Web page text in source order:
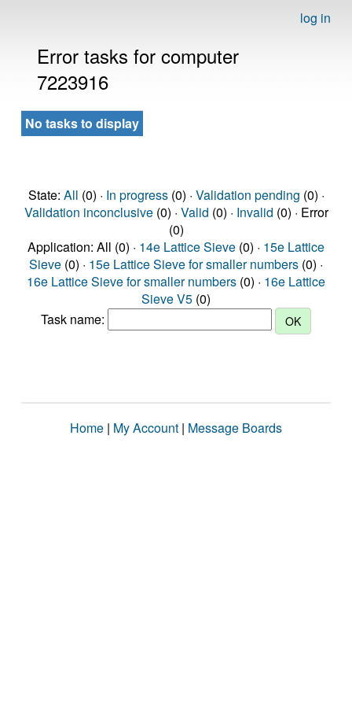
log in
Error tasks for computer
7223916
No tasks to display
State: All (0) · In progress(0) · Validation pending (0) ·
Validation inconclusive(0) · Valid (0) · Invalid (0) · Error
(0)
Application: All (0) · 14e Lattice Sieve (0) · 15e Lattice
Sieve (0) · 15e Lattice Sieve for smaller numbers (0) ·
16e Lattice Sieve for smaller numbers (0) · 16e Lattice
Sieve V5 (0)
Task name:
Home | My Account | Message Boards